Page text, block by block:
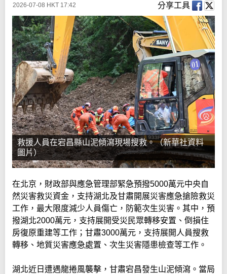
2026-07-08 HKT 17:42 分享工具
救援人員在宕昌縣山泥傾瀉現場搜救。（新華社資料
圖片）
在北京，財政部與應急管理部緊急預撥5000萬元中央自
然災害救災資金，支持湖北及甘肅開展災害應急搶險救災
工作，最大限度減少人員傷亡，防範次生災害。其中，預
撥湖北2000萬元，支持展開受災民眾轉移安置、倒損住
房復原重建等工作；甘肅3000萬元，支持展開人員搜救
轉移、地質災害應急處置、次生災害隱患檢查等工作。
湖北近日遭遇龍捲風襲擊，甘肅宕昌發生山泥傾瀉。當局